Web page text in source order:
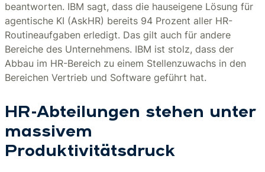
beantworten. IBM sagt, dass die hauseigene Lösung für
agentische KI (AskHR) bereits 94 Prozent aller HR-
Routineaufgaben erledigt. Das gilt auch für andere
Bereiche des Unternehmens. IBM ist stolz, dass der
Abbau im HR-Bereich zu einem Stellenzuwachs in den
Bereichen Vertrieb und Software geführt hat.
HR-Abteilungen stehen unter
massivem
Produktivitätsdruck